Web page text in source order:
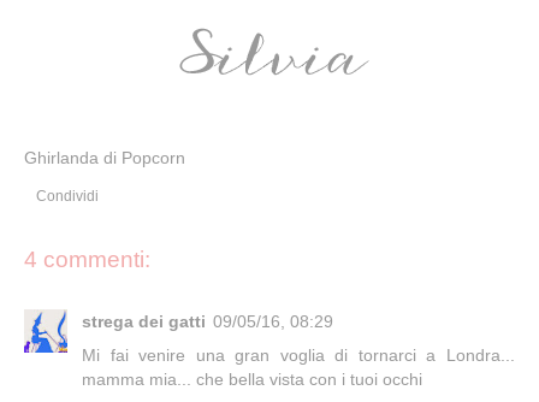
Ghirlanda di Popcorn
Condividi
4 commenti:
strega dei gatti 09/05/16, 08:29
Mi fai venire una gran voglia di tornarci a Londra...
mamma mia... che bella vista con i tuoi occhi